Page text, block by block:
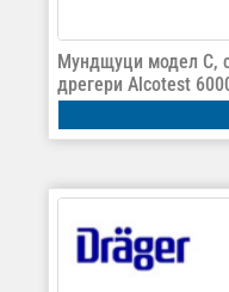
Мундщуци модел C,
дрегери Alcotest